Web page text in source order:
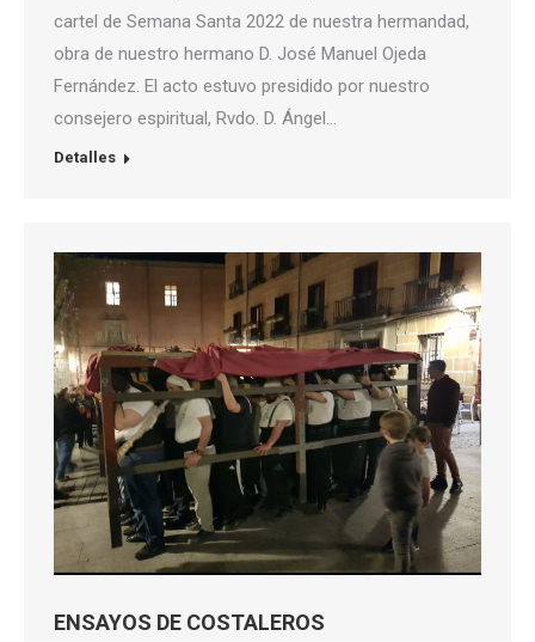
cartel de Semana Santa 2022 de nuestra hermandad,
obra de nuestro hermano D. José Manuel Ojeda
Fernández. El acto estuvo presidido por nuestro
consejero espiritual, Rvdo. D. Ángel…
Detalles
ENSAYOS DE COSTALEROS